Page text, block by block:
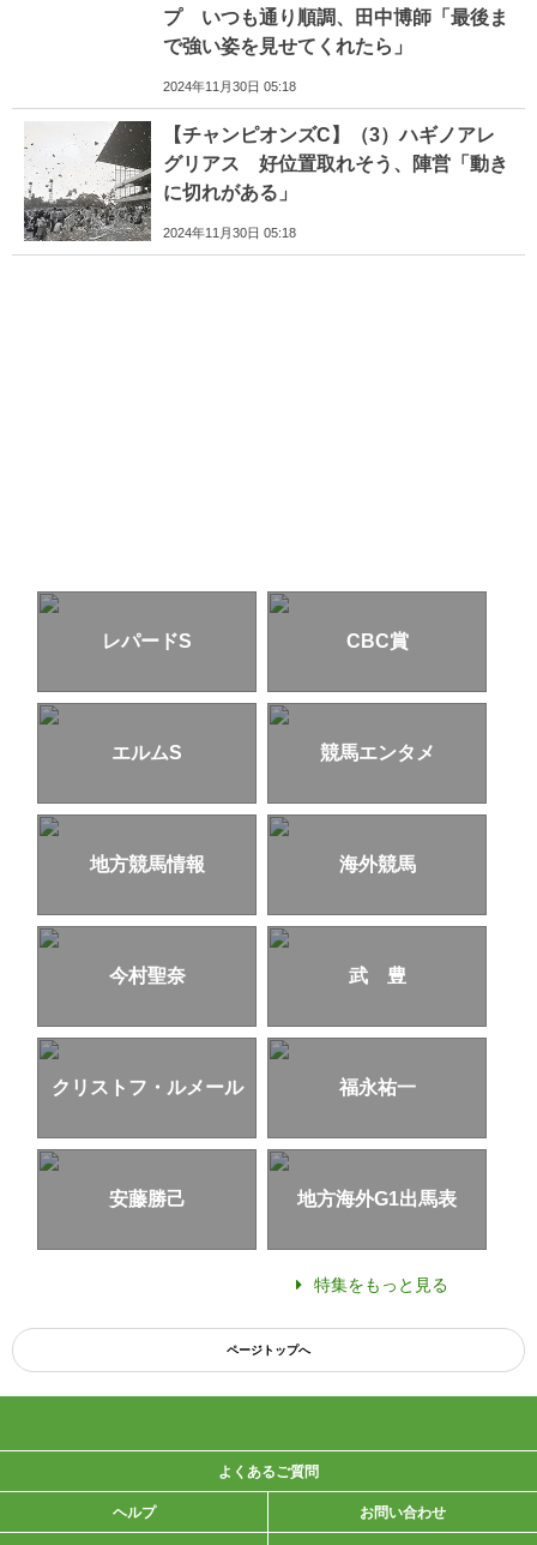
プ いつも通り順調、田中博師「最後ま
で強い姿を見せてくれたら」
2024年11月30日 05:18
【チャンピオンズC】（3）ハギノアレ
グリアス 好位置取れそう、陣営「動き
に切れがある」
2024年11月30日 05:18
レパードS CBC賞
エルムS 競馬エンタメ
地方競馬情報 海外競馬
今村聖奈 武 豊
クリストフ・ルメール 福永祐一
安藤勝己 地方海外G1出馬表
特集をもっと見る
ページトップへ
よくあるご質問
ヘルプ お問い合わせ